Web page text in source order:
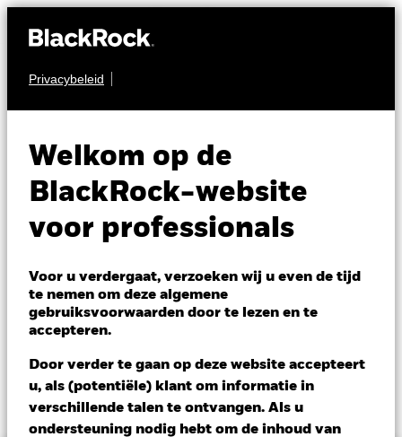
Privacybeleid
Welkom op de
BlackRock-website
voor professionals
Voor u verdergaat, verzoeken wij u even de tijd
te nemen om deze algemene
gebruiksvoorwaarden door te lezen en te
accepteren.
Door verder te gaan op deze website accepteert
u, als (potentiële) klant om informatie in
verschillende talen te ontvangen. Als u
ondersteuning nodig hebt om de inhoud van
MULTI-ASSET
Fund
NAV per 07/aug/2026
USD 12,68
Verandering NAV 1 dag per 07/aug/2026
USD 0,02 (0,16%)